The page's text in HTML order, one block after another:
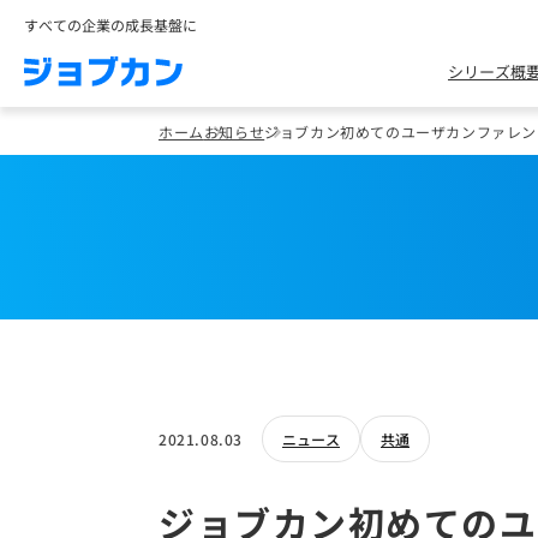
すべての企業の成長基盤に
シリーズ概
ホームお知らせジョブカン初めてのユーザカンファレ
2021.08.03 ニュース 共通
ジョブカン初めての